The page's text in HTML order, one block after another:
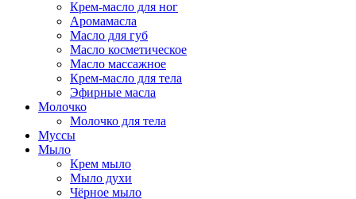
Крем-масло для ног
Аромамасла
Масло для губ
Масло косметическое
Масло массажное
Крем-масло для тела
Эфирные масла
Молочко
Молочко для тела
Муссы
Мыло
Крем мыло
Мыло духи
Чёрное мыло